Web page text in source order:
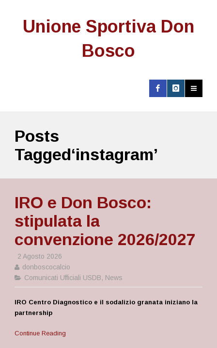
Unione Sportiva Don
Bosco
Posts
Tagged‘instagram’
IRO e Don Bosco:
stipulata la
convenzione 2026/2027
2 Agosto 2026
donboscocalcio
Comunicati Ufficiali USDB, News
IRO Centro Diagnostico e il sodalizio granata iniziano la
partnership
Continue Reading